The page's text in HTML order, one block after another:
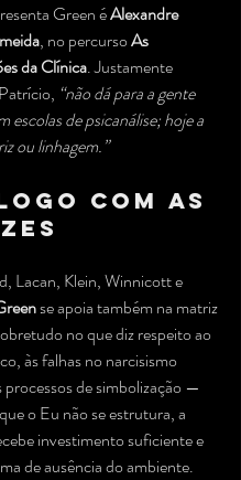
Green é Alexandre
, no percurso As
da Clínica. Justamente
“não dá para a gente
escolas de psicanálise; hoje a
ou linhagem.”
com as
Lacan, Klein, Winnicott e
se apoia também na matriz
no que diz respeito ao
às falhas no narcisismo
processos de simbolização —
o Eu não se estrutura, a
investimento suficiente e
de ausência do ambiente.